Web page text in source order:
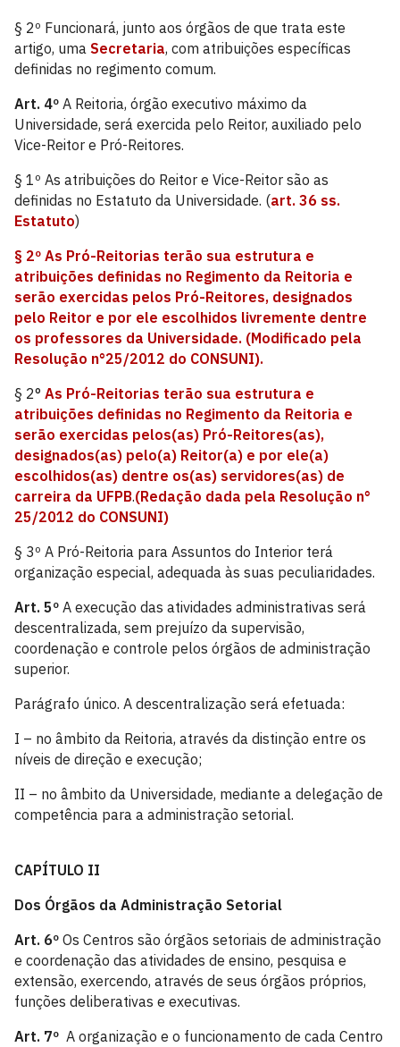
§ 2º Funcionará, junto aos órgãos de que trata este
artigo, uma Secretaria, com atribuições específicas
definidas no regimento comum.
Art. 4º A Reitoria, órgão executivo máximo da
Universidade, será exercida pelo Reitor, auxiliado pelo
Vice-Reitor e Pró-Reitores.
§ 1º As atribuições do Reitor e Vice-Reitor são as
definidas no Estatuto da Universidade. (art. 36 ss.
Estatuto)
§ 2º As Pró-Reitorias terão sua estrutura e
atribuições definidas no Regimento da Reitoria e
serão exercidas pelos Pró-Reitores, designados
pelo Reitor e por ele escolhidos livremente dentre
os professores da Universidade. (Modificado pela
Resolução n°25/2012 do CONSUNI).
§ 2° As Pró-Reitorias terão sua estrutura e
atribuições definidas no Regimento da Reitoria e
serão exercidas pelos(as) Pró-Reitores(as),
designados(as) pelo(a) Reitor(a) e por ele(a)
escolhidos(as) dentre os(as) servidores(as) de
carreira da UFPB.(Redação dada pela Resolução n°
25/2012 do CONSUNI)
§ 3º A Pró-Reitoria para Assuntos do Interior terá
organização especial, adequada às suas peculiaridades.
Art. 5º A execução das atividades administrativas será
descentralizada, sem prejuízo da supervisão,
coordenação e controle pelos órgãos de administração
superior.
Parágrafo único. A descentralização será efetuada:
I – no âmbito da Reitoria, através da distinção entre os
níveis de direção e execução;
II – no âmbito da Universidade, mediante a delegação de
competência para a administração setorial.
CAPÍTULO II
Dos Órgãos da Administração Setorial
Art. 6º Os Centros são órgãos setoriais de administração
e coordenação das atividades de ensino, pesquisa e
extensão, exercendo, através de seus órgãos próprios,
funções deliberativas e executivas.
Art. 7º A organização e o funcionamento de cada Centro